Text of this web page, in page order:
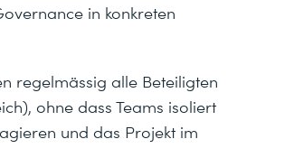
in konkreten
regelmässig alle Beteiligten
ohne dass Teams isoliert
und das Projekt im